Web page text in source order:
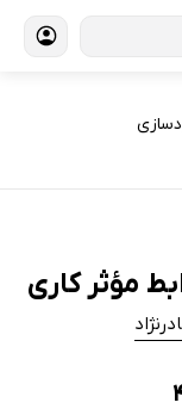
مؤثر کاری